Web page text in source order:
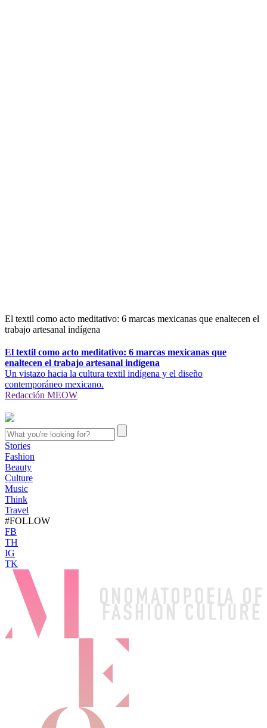
El textil como acto meditativo: 6 marcas mexicanas que enaltecen el
trabajo artesanal indígena
El textil como acto meditativo: 6 marcas mexicanas que
enaltecen el trabajo artesanal indígena
Un vistazo hacia la cultura textil indígena y el diseño
contemporáneo mexicano.
Redacción MEOW
Stories
Fashion
Beauty
Culture
Music
Think
Travel
#FOLLOW
FB
TH
IG
TK